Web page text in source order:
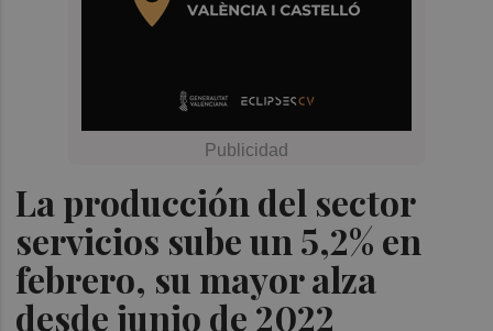
La producción del sector
servicios sube un 5,2% en
febrero, su mayor alza
desde junio de 2022